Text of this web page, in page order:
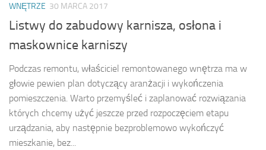
WNĘTRZE 30 MARCA 2017
Listwy do zabudowy karnisza, osłona i
maskownice karniszy
Podczas remontu, właściciel remontowanego wnętrza ma w
głowie pewien plan dotyczący aranżacji i wykończenia
pomieszczenia. Warto przemyśleć i zaplanować rozwiązania
których chcemy użyć jeszcze przed rozpoczęciem etapu
urządzania, aby następnie bezproblemowo wykończyć
mieszkanie, bez...